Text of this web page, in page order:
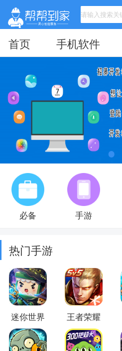
首页 手机软件
必备 手游
热门手游
迷你世界 王者荣耀